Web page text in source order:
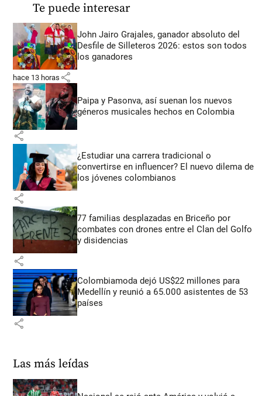
Te puede interesar
John Jairo Grajales, ganador absoluto del
Desfile de Silleteros 2026: estos son todos
los ganadores
hace 13 horas share
Paipa y Pasonva, así suenan los nuevos
géneros musicales hechos en Colombia
share
¿Estudiar una carrera tradicional o
convertirse en influencer? El nuevo dilema de
los jóvenes colombianos
share
77 familias desplazadas en Briceño por
combates con drones entre el Clan del Golfo
y disidencias
share
Colombiamoda dejó US$22 millones para
Medellín y reunió a 65.000 asistentes de 53
países
share
Las más leídas